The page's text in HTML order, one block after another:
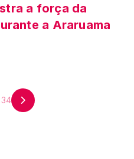
a força da
a Araruama
34